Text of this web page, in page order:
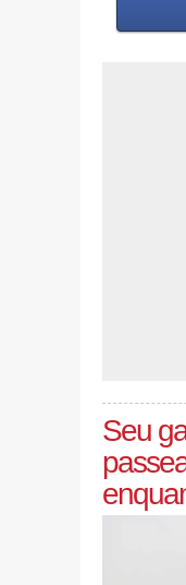
Seu